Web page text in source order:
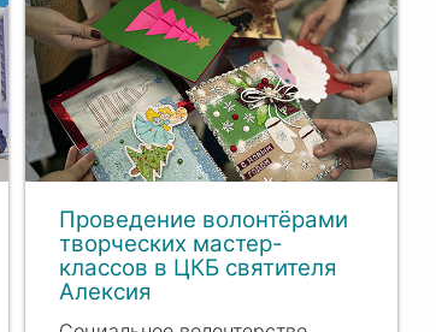
Проведение волонтёрами
творческих мастер-
классов в ЦКБ святителя
Алексия